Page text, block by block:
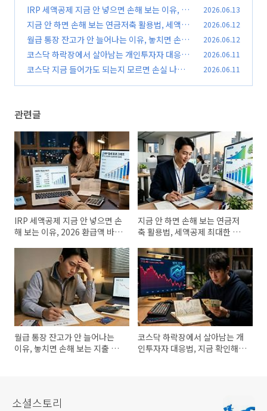
IRP 세액공제 지금 안 넣으면 손해 보는 이유, 20
26 환급액 바로 확인
(0)
2026.06.13
지금 안 하면 손해 보는 연금저축 활용법, 세액공
제 최대한 받는 방법 필수 확인
(0)
2026.06.12
월급 통장 잔고가 안 늘어나는 이유, 놓치면 손해
보는 지출 점검 방법
(0)
2026.06.12
코스닥 하락장에서 살아남는 개인투자자 대응법,
지금 확인해야 할 필수 전략
(0)
2026.06.11
코스닥 지금 들어가도 되는지 모르면 손실 나는
2026.06.11
관련글
IRP 세액공제 지금 안 넣으면 손
해 보는 이유, 2026 환급액 바로
지금 안 하면 손해 보는 연금저
축 활용법, 세액공제 최대한 받
월급 통장 잔고가 안 늘어나는
이유, 놓치면 손해 보는 지출 점
코스닥 하락장에서 살아남는 개
인투자자 대응법, 지금 확인해야
소셜스토리